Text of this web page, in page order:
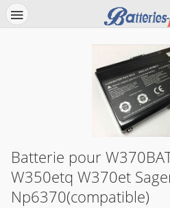
Batterie pour
W350etq W370et
Np6370(compatible)